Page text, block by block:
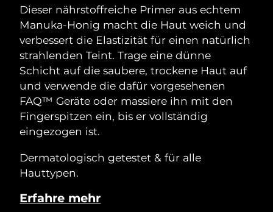
Dieser nährstoffreiche Primer aus echtem
Manuka-Honig macht die Haut weich und
verbessert die Elastizität für einen natürlich
strahlenden Teint. Trage eine dünne
Schicht auf die saubere, trockene Haut auf
und verwende die dafür vorgesehenen
FAQ™ Geräte oder massiere ihn mit den
Fingerspitzen ein, bis er vollständig
eingezogen ist.
Dermatologisch getestet & für alle
Hauttypen.
Erfahre mehr